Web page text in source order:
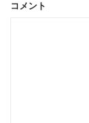
コメント